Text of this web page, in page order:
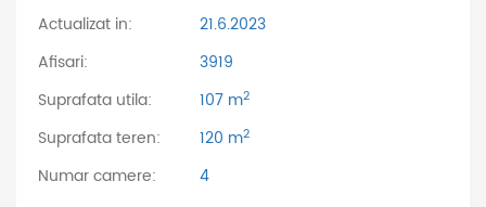
Actualizat in:
21.6.2023
Afisari:
3919
Suprafata utila:
107 m2
Suprafata teren: 120 m2
Numar camere: 4